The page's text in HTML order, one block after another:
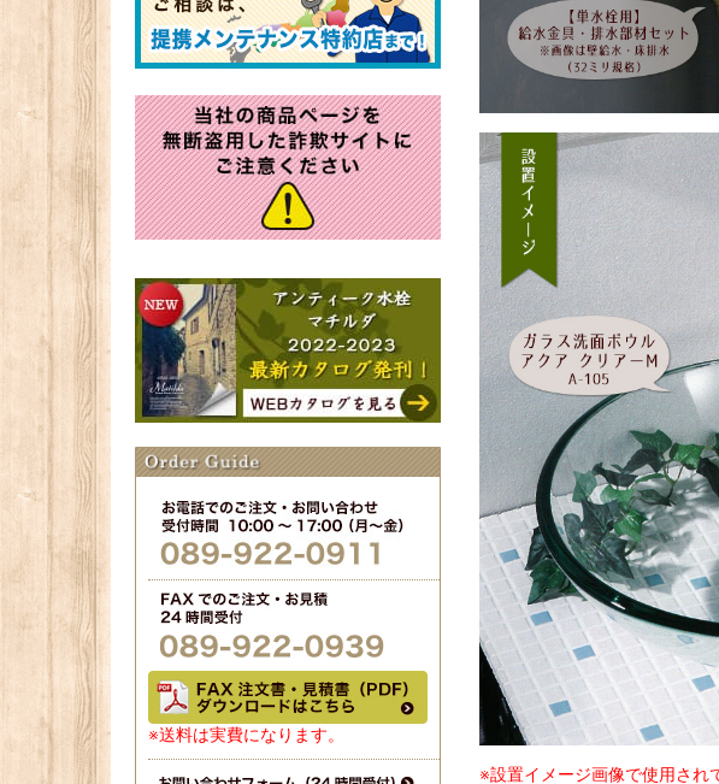
※送料は実費になります。
※設置イメージ画像で使用され